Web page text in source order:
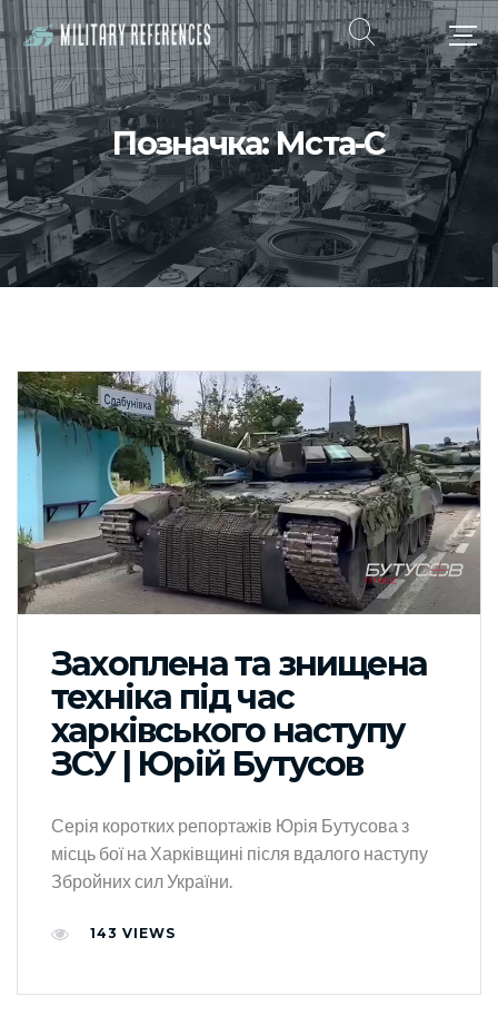
Позначка:Мста-С
Захоплена та знищена
техніка під час
харківського наступу
ЗСУ | Юрій Бутусов
Серія коротких репортажів Юрія Бутусова з
місць бої на Харківщині після вдалого наступу
Збройних сил України.
143 VIEWS